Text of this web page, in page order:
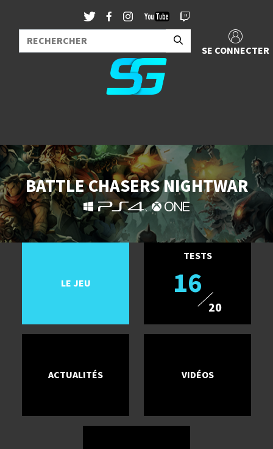
SE CONNECTER
BATTLE CHASERS NIGHTWAR
LE JEU
TESTS
16
20
ACTUALITÉS VIDÉOS